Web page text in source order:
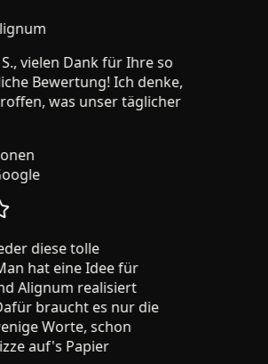
vielen Dank für Ihre so
Bewertung! Ich denke,
was unser täglicher
diese tolle
hat eine Idee für
Alignum realisiert
braucht es nur die
Worte, schon
auf's Papier